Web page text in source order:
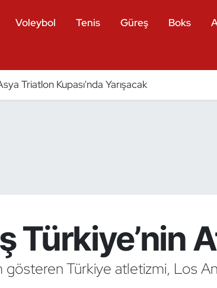
Voleybol Tenis Güreş Boks
Triatlon Kupası'nda Yarışacak
Türkiye’nin
gösteren Türkiye atletizmi, Los